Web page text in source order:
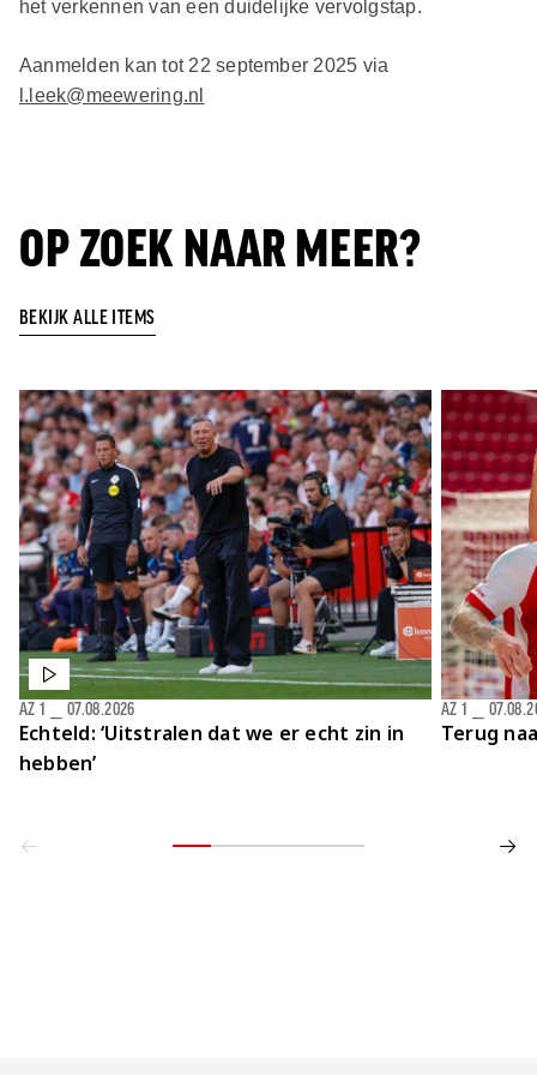
het verkennen van een duidelijke vervolgstap.
Aanmelden kan tot 22 september 2025 via
l.leek@meewering.nl
OP ZOEK NAAR MEER?
BEKIJK ALLE ITEMS
Echteld: ‘Uitstralen dat we er echt zin in
hebben’
AZ 1 07.08.2026
Terug
AZ 1